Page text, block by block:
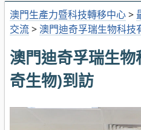
澳門生產力暨科技轉移中心>
交流> 澳門迪奇孚瑞生物科技
澳門迪奇孚瑞生
奇生物)到訪